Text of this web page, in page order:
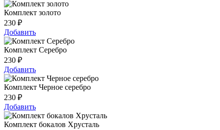
Комплект золото
230 ₽
Добавить
Комплект Серебро
230 ₽
Добавить
Комплект Черное серебро
230 ₽
Добавить
Комплект бокалов Хрусталь